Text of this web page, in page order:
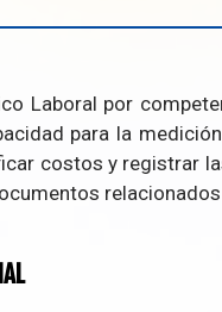
Laboral por
para la
costos y registrar